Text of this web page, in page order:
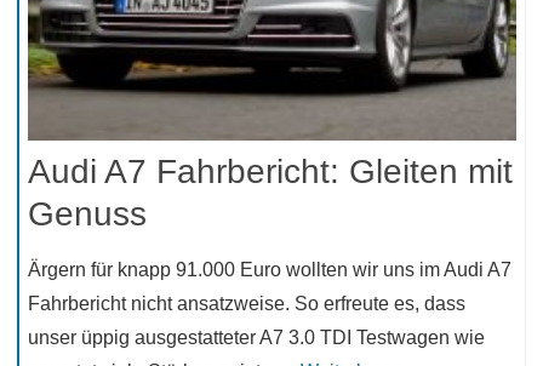
Audi A7 Fahrbericht: Gleiten mit
Genuss
Ärgern für knapp 91.000 Euro wollten wir uns im Audi A7
Fahrbericht nicht ansatzweise. So erfreute es, dass
unser üppig ausgestatteter A7 3.0 TDI Testwagen wie